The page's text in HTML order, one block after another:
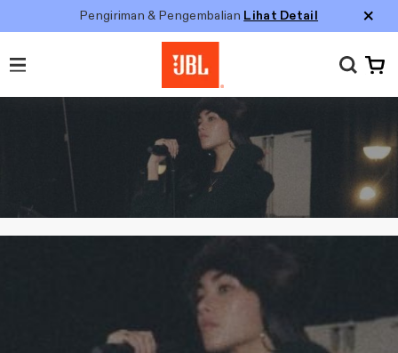
Pengiriman & Pengembalian Lihat Detail
M